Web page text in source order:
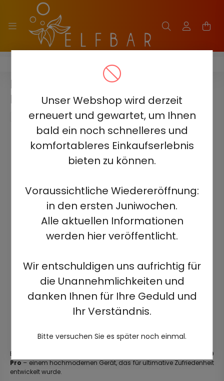
Unser Webshop wird derzeit
erneuert und gewartet, um Ihnen
bald ein noch schnelleres und
komfortableres Einkaufserlebnis
bieten zu können.
Voraussichtliche Wiedereröffnung:
in den ersten Juniwochen.
Alle aktuellen Informationen
werden hier veröffentlicht.
Wir entschuldigen uns aufrichtig für
die Unannehmlichkeiten und
danken Ihnen für Ihre Geduld und
Ihr Verständnis.
Bitte versuchen Sie es später noch einmal.
ELF BAR BC40000 PRO
ELF BAR BC40000 PRO - GRAPE
ICE 5% - RECHARGEABLE
Erleben Sie die Zukunft des Dampfens mit der
ELF BAR BC40000
Pro – einem hochmodernen Gerät, das für ultimative Zufriedenheit
entwickelt wurde.